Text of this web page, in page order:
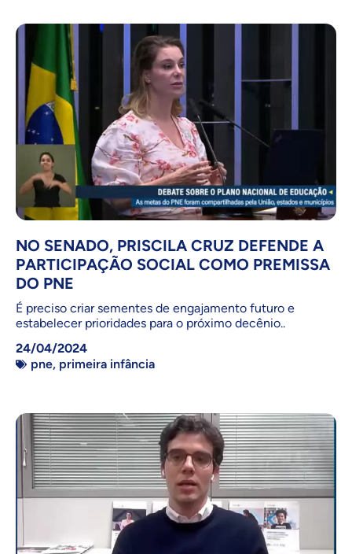
NO SENADO, PRISCILA CRUZ DEFENDE A
PARTICIPAÇÃO SOCIAL COMO PREMISSA
DO PNE
É preciso criar sementes de engajamento futuro e
estabelecer prioridades para o próximo decênio..
24/04/2024
pne, primeira infância